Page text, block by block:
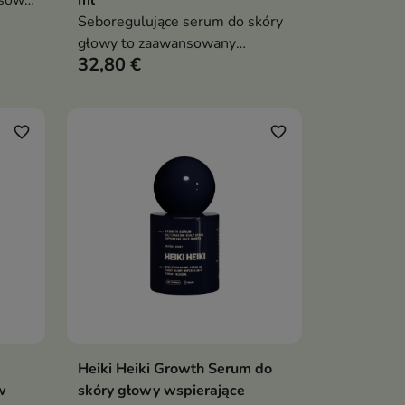
i
Seboregulujące serum do skóry
głowy to zaawansowany
dermokosmetyk przeznaczony
mikrobiom oraz barierę
hydrolipidową, ograniczając
przetłuszczanie, łupież i
nadreaktywność skóry głowy
32,80 €
favorite_border
Dodaj do koszyka
favorite_border
Heiki Heiki Growth Serum do
skóry głowy wspierające